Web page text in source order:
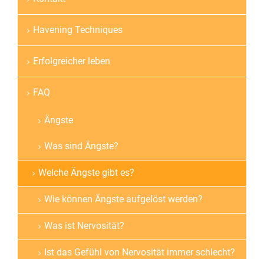
Havening Techniques
Erfolgreicher leben
FAQ
Ängste
Was sind Ängste?
Welche Ängste gibt es?
Wie können Ängste aufgelöst werden?
Was ist Nervosität?
Ist das Gefühl von Nervosität immer schlecht?